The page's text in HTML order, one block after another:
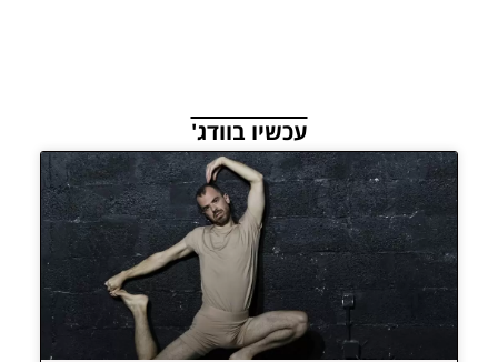
עכשיו בוודג'